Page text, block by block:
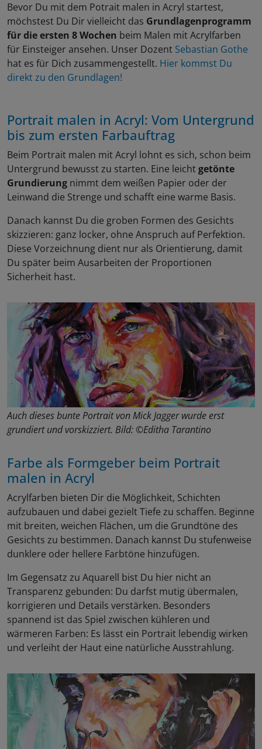
Bevor Du mit dem Potrait malen in Acryl startest,
möchstest Du Dir vielleicht das Grundlagenprogramm
für die ersten 8 Wochen beim Malen mit Acrylfarben
für Einsteiger ansehen. Unser Dozent Sebastian Gothe
hat es für Dich zusammengestellt. Hier kommst Du
direkt zu den Grundlagen!
Portrait malen in Acryl: Vom Untergrund
bis zum ersten Farbauftrag
Beim Portrait malen mit Acryl lohnt es sich, schon beim
Untergrund bewusst zu starten. Eine leichtgetönte
Grundierung nimmt dem weißen Papier oder der
Leinwand die Strenge und schafft eine warme Basis.
Danach kannst Du die groben Formen des Gesichts
skizzieren: ganz locker, ohne Anspruch auf Perfektion.
Diese Vorzeichnung dient nur als Orientierung, damit
Du später beim Ausarbeiten der Proportionen
Sicherheit hast.
Auch dieses bunte Portrait von Mick Jagger wurde erst
grundiert und vorskizziert. Bild: ©Editha Tarantino
Farbe als Formgeber beim Portrait
malen in Acryl
Acrylfarben bieten Dir die Möglichkeit, Schichten
aufzubauen und dabei gezielt Tiefe zu schaffen. Beginne
mit breiten, weichen Flächen, um die Grundtöne des
Gesichts zu bestimmen. Danach kannst Du stufenweise
dunklere oder hellere Farbtöne hinzufügen.
Im Gegensatz zu Aquarell bist Du hier nicht an
Transparenz gebunden: Du darfst mutig übermalen,
korrigieren und Details verstärken. Besonders
spannend ist das Spiel zwischen kühleren und
wärmeren Farben: Es lässt ein Portrait lebendig wirken
und verleiht der Haut eine natürliche Ausstrahlung.